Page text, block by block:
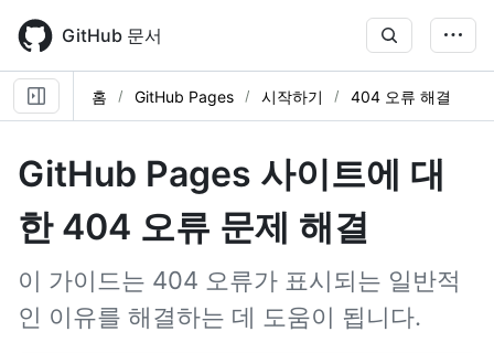
main
content
GitHub 문서
홈 GitHub Pages 시작하기 404 오류 해결
GitHub Pages 사이트에 대
한 404 오류 문제 해결
이 가이드는 404 오류가 표시되는 일반적
인 이유를 해결하는 데 도움이 됩니다.